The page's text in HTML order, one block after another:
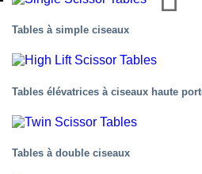
Tables à simple ciseaux
Tables élévatrices à ciseaux haute
Tables à double ciseaux